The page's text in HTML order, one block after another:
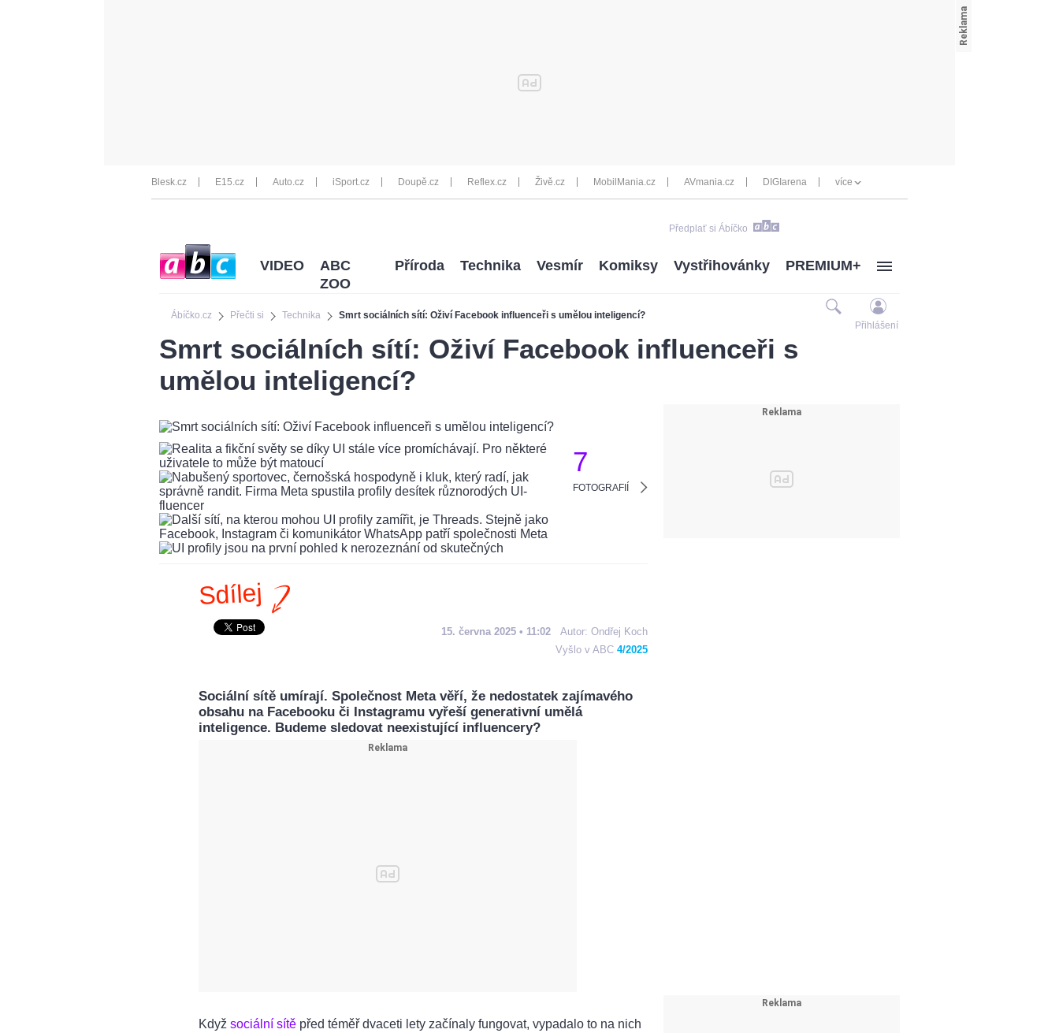
Blesk.cz E15.cz Auto.cz iSport.cz Doupě.cz Reflex.cz Živě.cz MobilMania.cz AVmania.cz DIGIarena více
Předplať si Ábíčko
Ábíčko.cz Přečti si Technika Smrt sociálních sítí: Oživí Facebook influenceři s umělou inteligencí?
VIDEO
ABC
ZOO
Příroda Technika Vesmír Komiksy Vystřihovánky PREMIUM+
Přihlášení
Smrt sociálních sítí: Oživí Facebook influenceři s
umělou inteligencí?
7
FOTOGRAFIÍ
Sdílej
15. června 2025 • 11:02 Autor: Ondřej Koch
Vyšlo v ABC 4/2025
Sociální sítě umírají. Společnost Meta věří, že nedostatek zajímavého
obsahu na Facebooku či Instagramu vyřeší generativní umělá
inteligence. Budeme sledovat neexistující influencery?
Když sociální sítě před téměř dvaceti lety začínaly fungovat, vypadalo to na nich